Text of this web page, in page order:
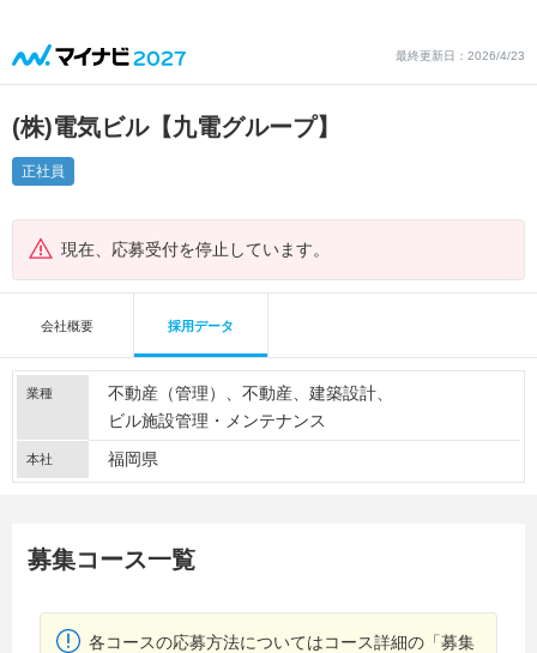
最終更新日：2026/4/23
(株)電気ビル【九電グループ】
正社員
現在、応募受付を停止しています。
会社概要 採用データ
業種 不動産（管理） 不動産
建築設計
ビル施設管理・メンテナンス
本社 福岡県
募集コース一覧
各コースの応募方法についてはコース詳細の「募集